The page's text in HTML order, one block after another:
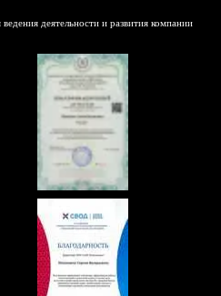
ведения деятельности и развития компании